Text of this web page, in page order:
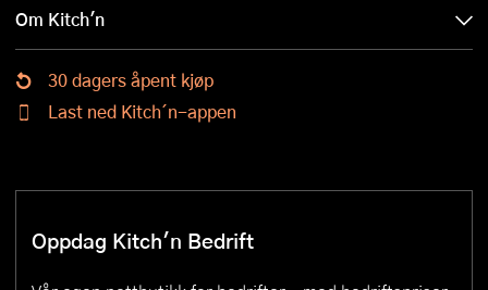
Om Kitch'n
30 dagers åpent kjøp
Last ned Kitch´n-appen
Oppdag Kitch'n Bedrift